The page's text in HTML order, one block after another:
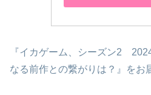
『イカゲーム、シーズン2
なる前作との繋がりは？』をお